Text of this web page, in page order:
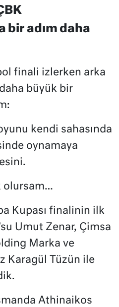
bir adım daha
finali izlerken arka
büyük bir
kendi sahasında
oynamaya
olursam…
Kupası finalinin ilk
Umut Zenar, Çimsa
Marka ve
Karagül Tüzün ile
Athinaikos